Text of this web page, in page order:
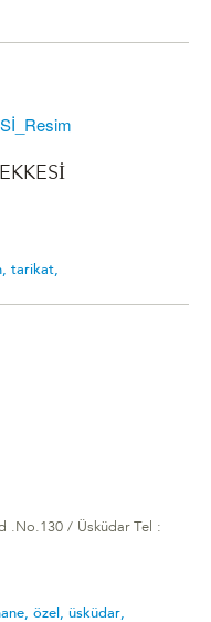
tarikat,
.No.130 / Üsküdar Tel :
özel, üsküdar,